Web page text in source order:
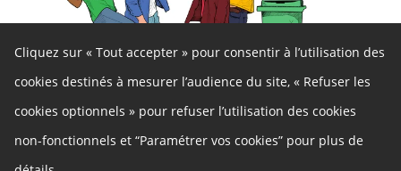
En cours
Toutes et tous engagé.es pour le climat
Cliquez sur « Tout accepter » pour consentir à l’utilisation des
cookies destinés à mesurer l’audience du site, « Refuser les
cookies optionnels » pour refuser l’utilisation des cookies
non-fonctionnels et “Paramétrer vos cookies” pour plus de